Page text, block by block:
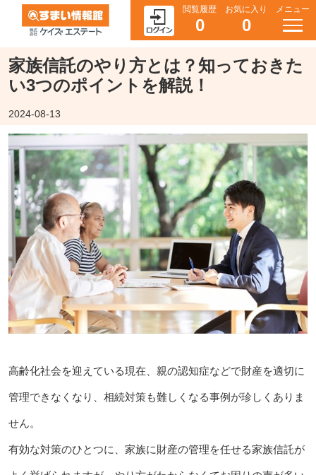
閲覧履歴
0
お気に入り
0
メニュー
家族信託のやり方とは？知っておきた
い3つのポイントを解説！
2024-08-13
高齢化社会を迎えている現在、親の認知症などで財産を適切に
管理できなくなり、相続対策も難しくなる事例が珍しくありま
せん。
有効な対策のひとつに、家族に財産の管理を任せる家族信託が